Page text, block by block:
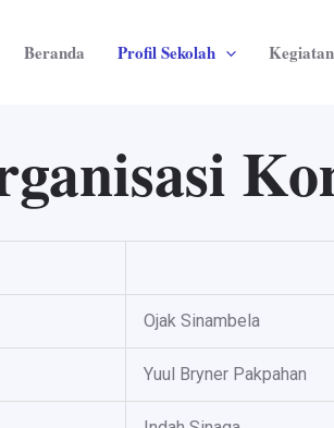
Beranda Profil Sekolah Kegiatan
Ojak Sinambela
Yuul Bryner Pakpahan